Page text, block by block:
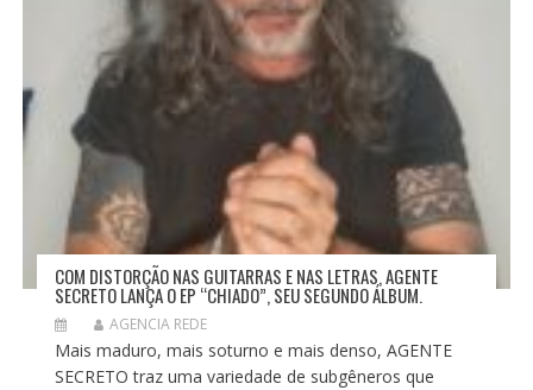
COM DISTORÇÃO NAS GUITARRAS E NAS LETRAS, AGENTE
SECRETO LANÇA O EP “CHIADO”, SEU SEGUNDO ÁLBUM.
AGENCIA REDE
Mais maduro, mais soturno e mais denso, AGENTE
SECRETO traz uma variedade de subgêneros que